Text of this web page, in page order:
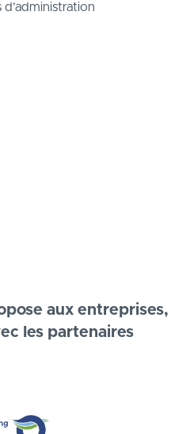
aux entreprises,
les partenaires